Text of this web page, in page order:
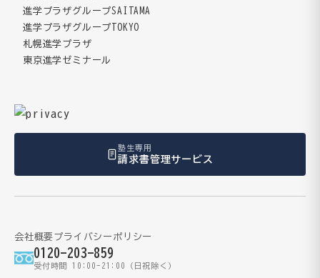
進学プラザグループSAITAMA
進学プラザグループTOKYO
札幌進学プラザ
東京進学ゼミナール
塾生専用
請求書管理サービス
会社概要プライバシーポリシー
0120-203-859
受付時間 10:00-21:00（日祝除く）